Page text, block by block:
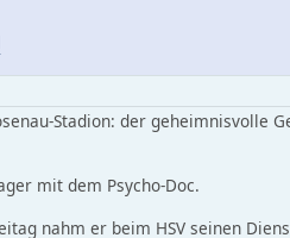
Stadion: der geheimnisvolle
mit dem Psycho-Doc.
nahm er beim HSV seinen